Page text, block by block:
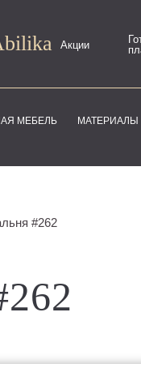
Акции
МЕБЕЛЬ МАТЕРИАЛЫ
#262